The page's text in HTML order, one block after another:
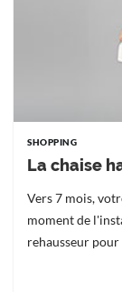
SHOPPING
La chaise
Vers 7 mois,
moment de
rehausseur pour